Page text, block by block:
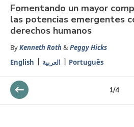
Fomentando un mayor
las potencias emergentes
derechos humanos
ByKenneth Roth& Peggy Hicks
English
العربية Português
1/4